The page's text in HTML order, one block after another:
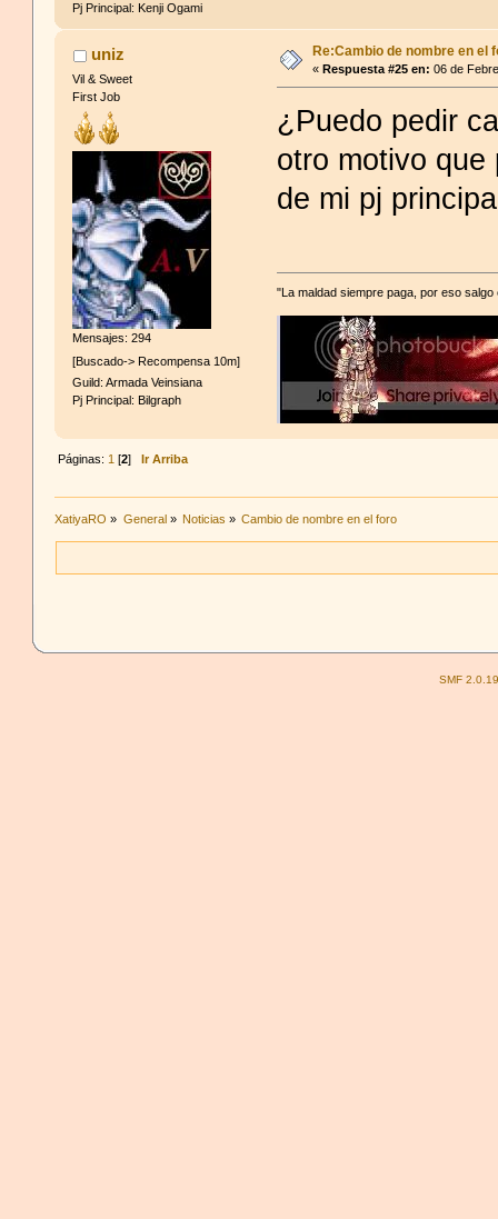
Pj Principal: Kenji Ogami
uniz
Vil & Sweet
First Job
Mensajes: 294
[Buscado-> Recompensa 10m]
Guild: Armada Veinsiana
Pj Principal: Bilgraph
Re:Cambio de nombre en el
«Respuesta #25 en: 06 de
¿Puedo pedir
otro motivo que
de mi pj
"La maldad siempre paga, por eso
Páginas: 1[2] Ir Arriba
XatiyaRO » General» Noticias » Cambio de nombre en el foro
SMF 2.0.19